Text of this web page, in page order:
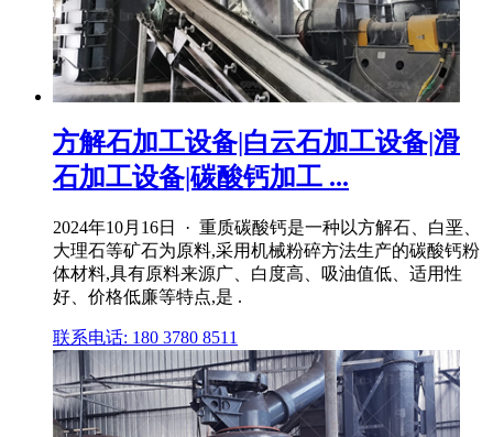
方解石加工设备|白云石加工设备|滑
石加工设备|碳酸钙加工 ...
2024年10月16日 · 重质碳酸钙是一种以方解石、白垩、
大理石等矿石为原料,采用机械粉碎方法生产的碳酸钙粉
体材料,具有原料来源广、白度高、吸油值低、适用性
好、价格低廉等特点,是 .
联系电话: 180 3780 8511